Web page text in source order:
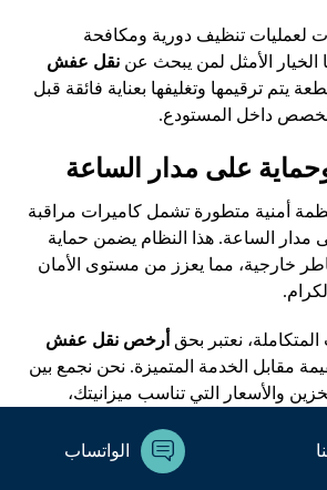
لعمليات تنظيف دورية ومكافحة
الخيار الأمثل لمن يبحث عننقل عفش
يتم ترقيمها وتغليفها بعناية فائقة قبل
داخل المستودع.
على مدار الساعة
أمنية متطورة تشمل كاميرات مراقبة
مدار الساعة. هذا النظام يضمن حماية
خارجية، مما يعزز من مستوى الأمان
نعتبر بحق أرخص نقل عفش
مقابل الخدمة المتميزة. نحن نجمع بين
والأسعار التي تناسب ميزانيتك،
الواتساب